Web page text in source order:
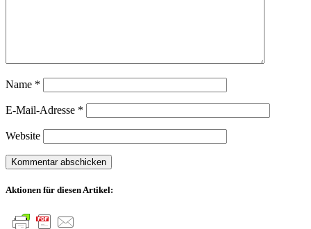
Name *
E-Mail-Adresse *
Website
Aktionen für diesen Artikel: